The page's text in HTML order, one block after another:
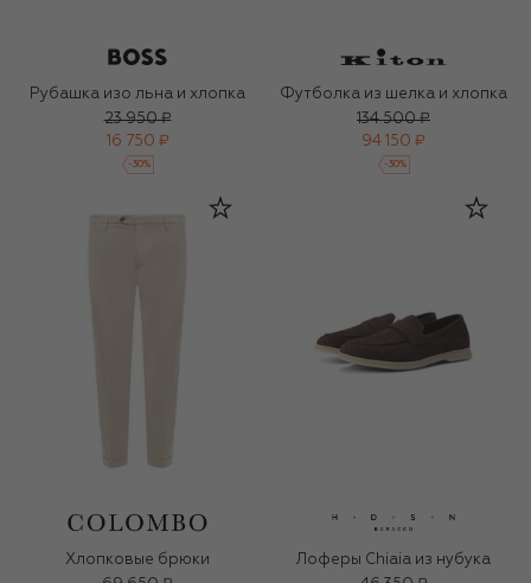
Рубашка изо льна и хлопка
23 950 ₽
16 750 ₽
-30%
Футболка из шелка и хлопка
134 500 ₽
94 150 ₽
-30%
Хлопковые брюки
Лоферы Chiaia из нубука